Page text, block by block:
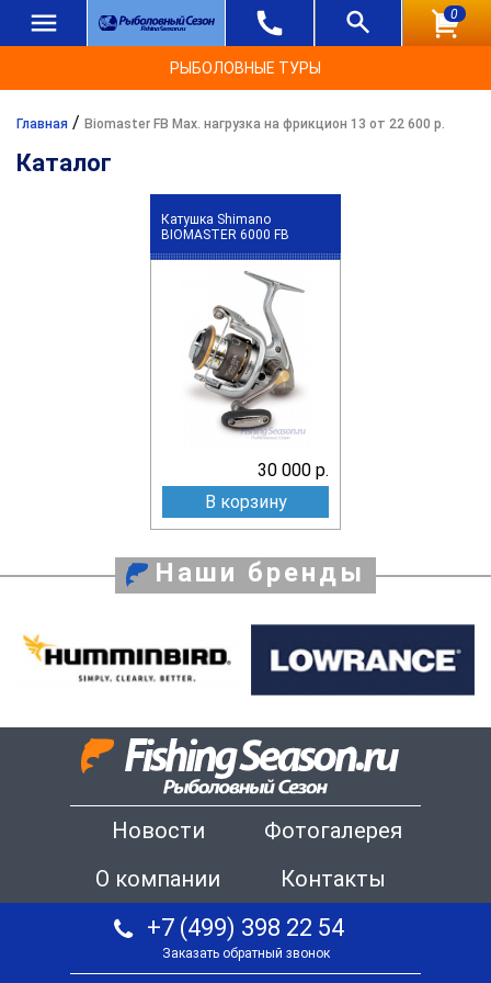
0
РЫБОЛОВНЫЕ ТУРЫ
Главная / Biomaster FB Max. нагрузка на фрикцион 13 от 22 600 р.
Каталог
Катушка Shimano
BIOMASTER 6000 FB
30 000 р.
В корзину
Наши бренды
Новости
Фотогалерея
О компании
Контакты
+7 (499) 398 22 54
Заказать обратный звонок